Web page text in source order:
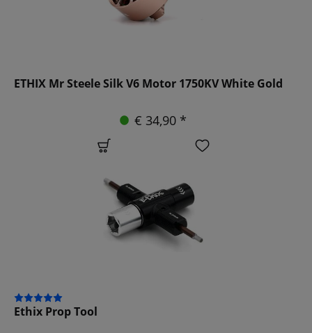
ETHIX Mr Steele Silk V6 Motor 1750KV White Gold
€ 34,90 *
Ethix Prop Tool